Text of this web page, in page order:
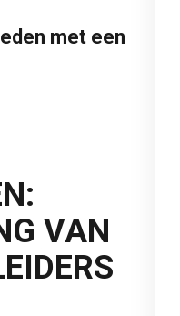
met een
VAN